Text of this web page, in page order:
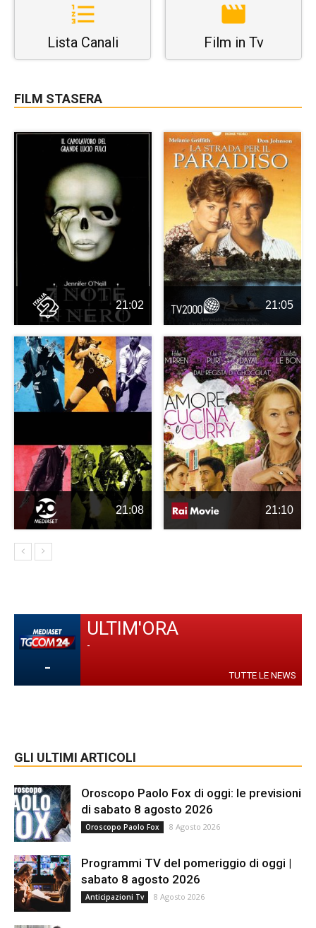
Lista Canali Film in Tv
FILM STASERA
21:02 21:05
21:08 21:10
-
ULTIM'ORA
-
TUTTE LE NEWS
GLI ULTIMI ARTICOLI
Oroscopo Paolo Fox di oggi: le previsioni
di sabato 8 agosto 2026
Oroscopo Paolo Fox 8 Agosto 2026
Programmi TV del pomeriggio di oggi |
sabato 8 agosto 2026
Anticipazioni Tv 8 Agosto 2026